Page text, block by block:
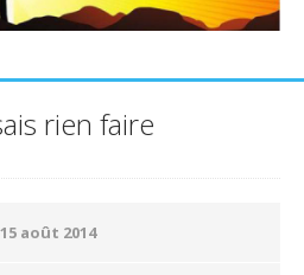
rien faire
15 août 2014